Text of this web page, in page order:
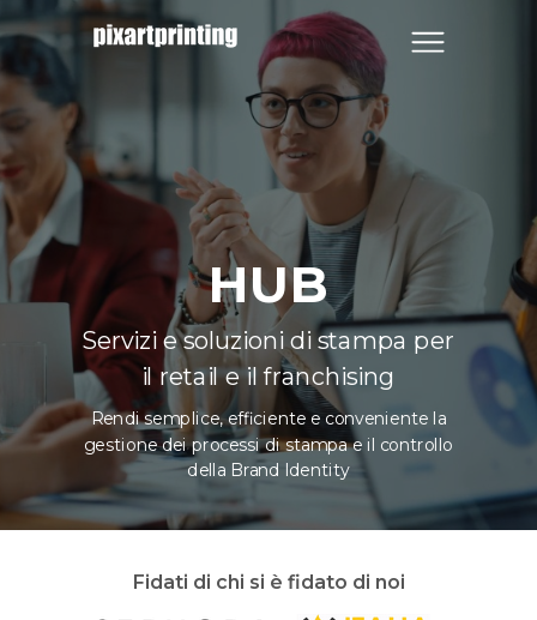
Servizi e soluzioni di stampa per
il retail e il franchising
HUB
Rendi semplice, efficiente e conveniente la
gestione dei processi di stampa e il controllo
della Brand Identity
Fidati di chi si è fidato di noi